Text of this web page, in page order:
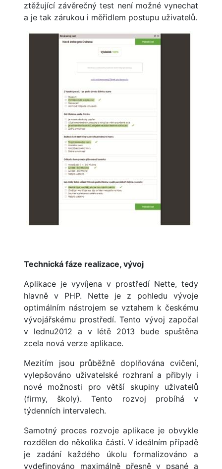
ztěžující závěrečný test není možné vynechat
a je tak zárukou i měřidlem postupu uživatelů.
Technická fáze realizace, vývoj
Aplikace je vyvíjena v prostředí Nette, tedy
hlavně v PHP. Nette je z pohledu vývoje
optimálním nástrojem se vztahem k českému
vývojářskému prostředí. Tento vývoj započal
v lednu2012 a v létě 2013 bude spuštěna
zcela nová verze aplikace.
Mezitím jsou průběžně doplňována cvičení,
vylepšováno uživatelské rozhraní a přibyly i
nové možnosti pro větší skupiny uživatelů
(firmy, školy). Tento rozvoj probíhá v
týdenních intervalech.
Samotný proces rozvoje aplikace je obvykle
rozdělen do několika částí. V ideálním případě
je zadání každého úkolu formalizováno a
vydefinováno maximálně přesně v psané a